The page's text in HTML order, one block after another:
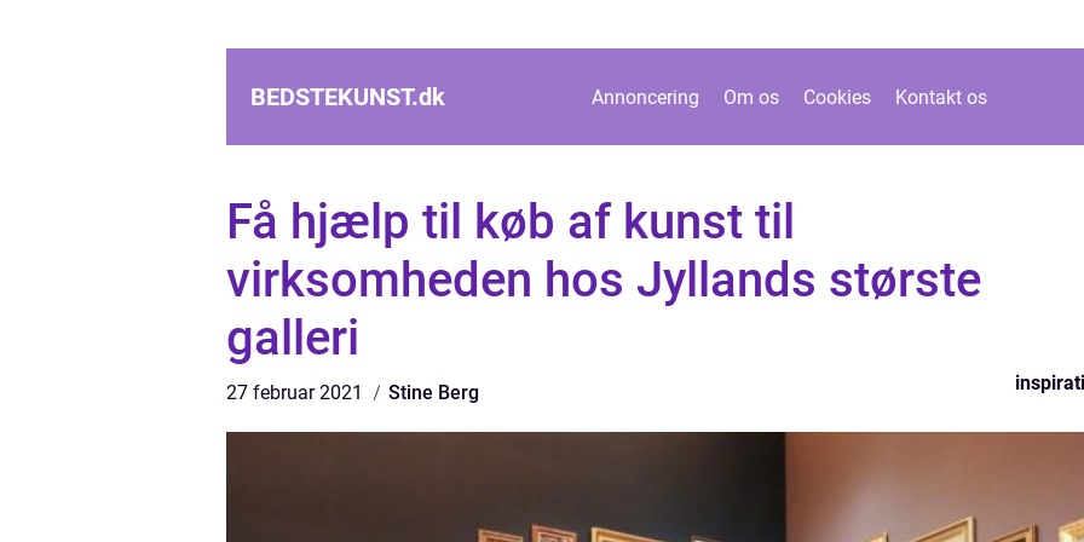
BEDSTEKUNST.dk Annoncering Om os Cookies Kontakt os
Få hjælp til køb af kunst til
virksomheden hos Jyllands største
galleri
27 februar 2021 Stine Berg